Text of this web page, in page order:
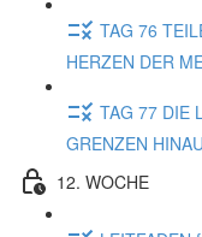
TAG 76
HERZEN DER
TAG 77 DIE
GRENZEN
12. WOCHE